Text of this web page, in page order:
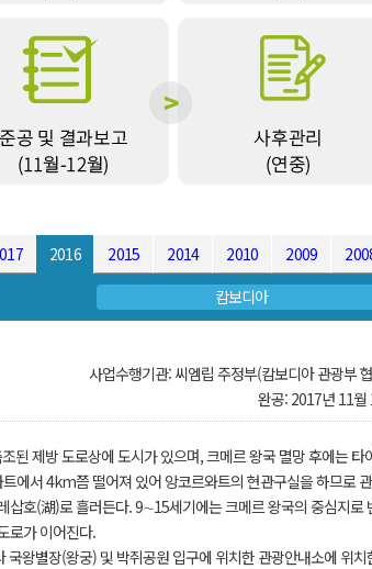
2016 2015 2014 2010 2009
캄보디아
사업수행기관: 씨엠립 주정부(캄보디아 관광부
완공: 2017년 11월
제방 도로상에 도시가 있으며, 크메르 왕국 멸망 후에는 타
에서 4km쯤 떨어져 있어 앙코르와트의 현관구실을 하므로
삽호(湖)로 흘러든다. 9∼15세기에는 크메르 왕국의 중심지로
로가 이어진다.
왕별장(왕궁) 및 박쥐공원 입구에 위치한 관광안내소에 위치